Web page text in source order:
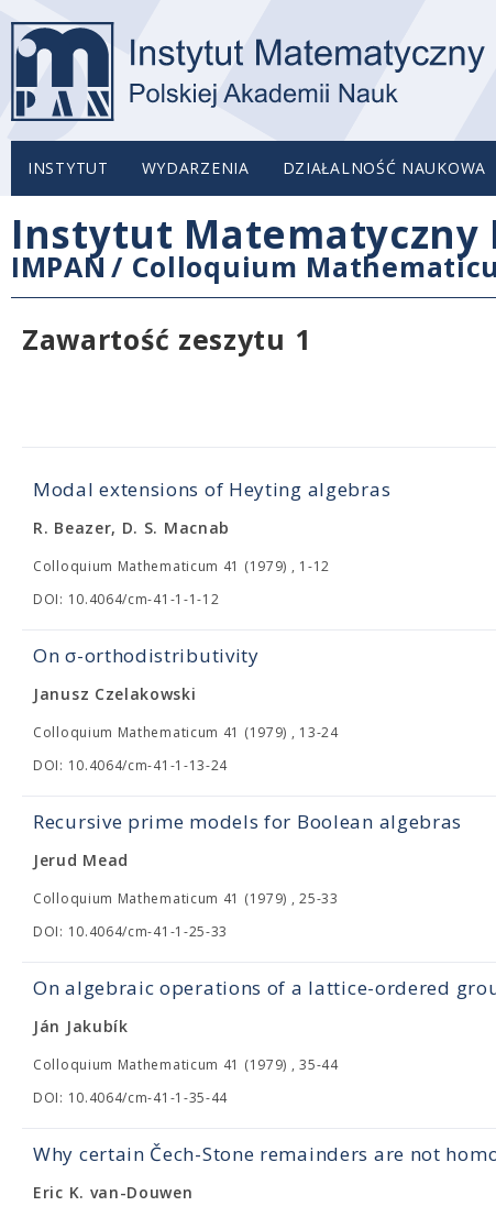
INSTYTUT WYDARZENIA DZIAŁALNOŚĆ NAUKOWA
Instytut Matematyczny
IMPAN / Colloquium
Zawartość zeszytu 1
Modal extensions of Heyting algebras
R. Beazer, D. S. Macnab
Colloquium Mathematicum 41 (1979) , 1-12
DOI: 10.4064/cm-41-1-1-12
On σ-orthodistributivity
Janusz Czelakowski
Colloquium Mathematicum 41 (1979) , 13-24
DOI: 10.4064/cm-41-1-13-24
Recursive prime models for Boolean algebras
Jerud Mead
Colloquium Mathematicum 41 (1979) , 25-33
DOI: 10.4064/cm-41-1-25-33
On algebraic operations of a lattice-ordered
Ján Jakubík
Colloquium Mathematicum 41 (1979) , 35-44
DOI: 10.4064/cm-41-1-35-44
Why certain Čech-Stone remainders are not
Eric K. van-Douwen